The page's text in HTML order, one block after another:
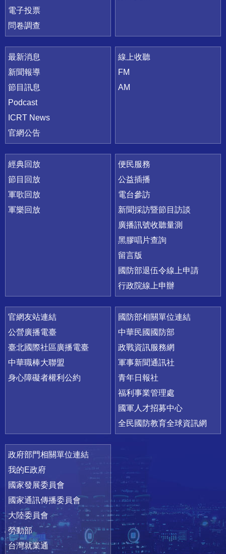
電子投票
問卷調查
最新消息
新聞報導
節目訊息
Podcast
ICRT News
官網公告
線上收聽
FM
AM
經典回放
節目回放
軍歌回放
軍樂回放
便民服務
公益插播
電台參訪
新聞採訪暨節目訪談
廣播訊號收聽量測
黑膠唱片查詢
留言版
國防部退伍令線上申請
行政院線上申辦
官網友站連結
公營廣播電臺
臺北國際社區廣播電臺
中華職棒大聯盟
身心障礙者權利公約
國防部相關單位連結
中華民國國防部
政戰資訊服務網
軍事新聞通訊社
青年日報社
福利事業管理處
國軍人才招募中心
全民國防教育全球資訊網
政府部門相關單位連結
我的E政府
國家發展委員會
國家通訊傳播委員會
大陸委員會
勞動部
台灣就業通